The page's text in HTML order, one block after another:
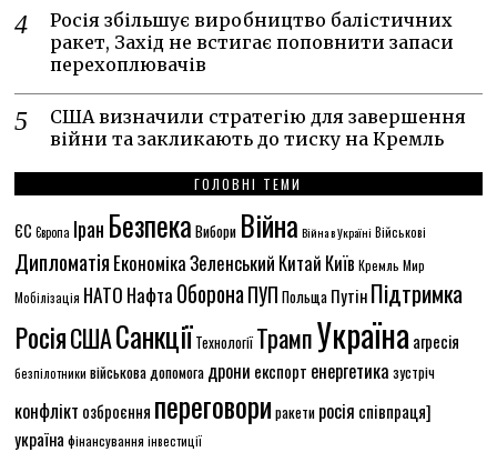
Росія збільшує виробництво балістичних
ракет, Захід не встигає поповнити запаси
перехоплювачів
США визначили стратегію для завершення
війни та закликають до тиску на Кремль
ГОЛОВНІ ТЕМИ
ЄС Європа Іран Безпека Вибори Війна Війна в Україні Військові
Дипломатія ЕкономікаЗеленський Китай Київ Кремль Мир
Мобілізація НАТО Нафта ОборонаПУП Польща ПутінПідтримка
РосіяСШАСанкціїТехнологіїТрампУкраїна агресія
безпілотники військова допомога дрони експорт енергетика зустріч
конфлікт озброєння переговори ракети росія співпраця]
україна фінансування інвестиції